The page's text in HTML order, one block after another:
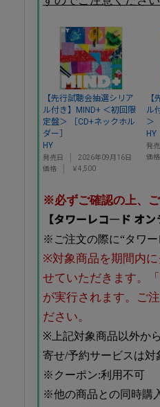
【先行試聴会抽選シリア
ル付き】MIND+ ＜初回限
定盤＞ ［CD+ネックホル
ダー］
HY
発売日
2026年09月16日
価格
￥4,500
ル
＞
HY
発
価格
※必ずご確認の上、
【タワーレコ―ド オ
※ご注文の際に“タワ
※対象商品を期間内
せていただきます。
が実行されます。ご
ださい。
※上記対象商品以外か
寄せ/予約サービスは対
※クーポン:利用不可
※他の商品との同時購